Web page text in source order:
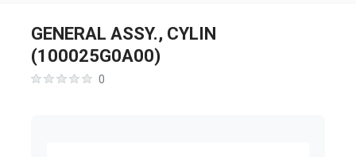
GENERAL ASSY., CYLIN
(100025G0A00)
0